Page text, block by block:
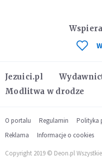
Jezuici.pl
Modlitwa w drodze
O portalu Regulamin Polityka
Reklama
Informacje o cookies
Copyright 2019 © Deon.pl